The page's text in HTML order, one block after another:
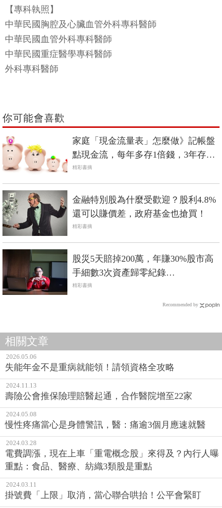
【專科執照】
中華民國胸腔及心臟血管外科專科醫師
中華民國血管外科專科醫師
中華民國重症醫學專科醫師
外科專科醫師
你可能會喜歡
家庭「現金流量表」怎麼做》記帳盤
點現金流，每年多存1倍錢，3年存下
150萬
精彩書摘
金融特別股為什麼受歡迎？股利4.8%
還可以賺價差，政府基金也搶買！
精彩書摘
股災5天賠掉200萬，年賺30%股市高
手細數3次資產歸零紀錄…
精彩書摘
Recommended by
相關文章
2026.05.06
失能年金不是重病就能領！請領資格全攻略
2024.11.13
壽險公會推保險理賠醫起通，合作醫院增至22家
2024.05.08
慢性疼痛當心是身體警訊，醫：痛逾3個月應速就醫
2024.03.28
電費調漲，現在上車「重電概念股」來得及？內行人曝
重點：食品、醫療、紡織3類股是重點
2024.03.11
掛號費「上限」取消，當心聯合哄抬！公平會緊盯